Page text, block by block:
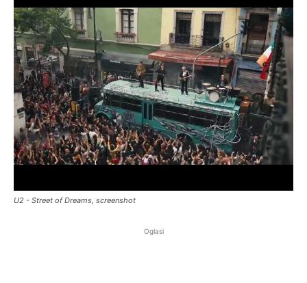
U2 - Street of Dreams, screenshot
Oglasi